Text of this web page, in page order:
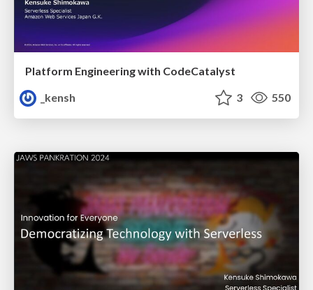
Platform Engineering with CodeCatalyst
_kensh
3 550